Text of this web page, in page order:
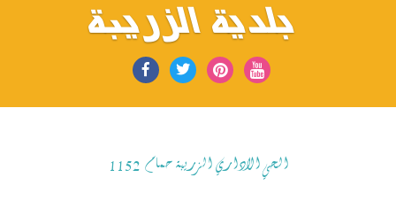
بلدية الزريبة
الحي الاداري الزريبة حمام 1152